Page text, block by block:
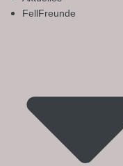
FellFreunde